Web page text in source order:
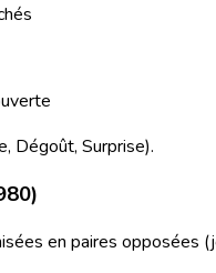
Dégoût, Surprise).
en paires opposées